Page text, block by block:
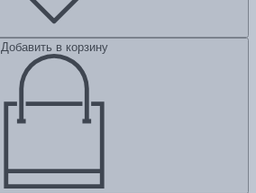
Добавить в корзину